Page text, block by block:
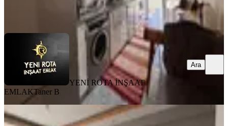
YENİ ROTA İNŞAAT
EMLAKTaner B
Ara
YENİ
Aslanbeyde Satılık 3+1 Daire